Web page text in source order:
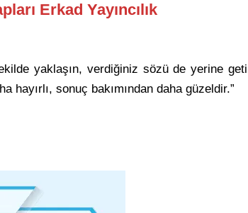
Erkad Yayıncılık
yaklaşın, verdiğiniz sözü de yerine
hayırlı, sonuç bakımından daha güzeldir.”